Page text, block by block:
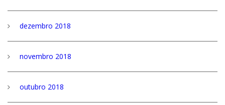
dezembro 2018
novembro 2018
outubro 2018